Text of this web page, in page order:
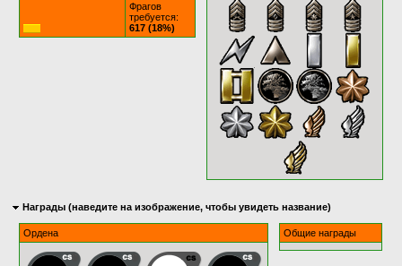
Фрагов
требуется:
617 (18%)
Награды (наведите на изображение, чтобы увидеть название)
Ордена Общие награды